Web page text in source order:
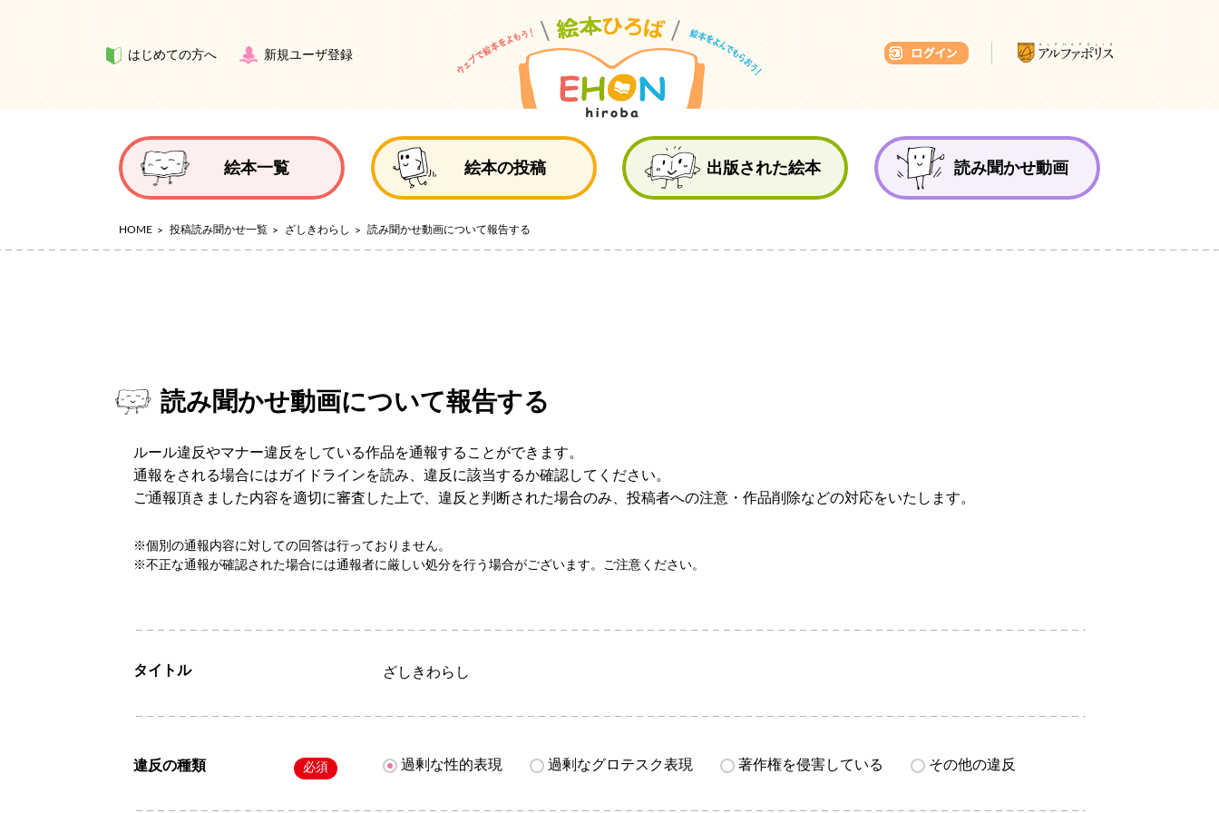
はじめての方へ 新規ユーザ登録
絵本一覧 絵本の投稿 出版された絵本 読み聞かせ動画
HOME 投稿読み聞かせ一覧 ざしきわらし 読み聞かせ動画について報告する
読み聞かせ動画について報告する
ルール違反やマナー違反をしている作品を通報することができます。
通報をされる場合にはガイドラインを読み、違反に該当するか確認してください。
ご通報頂きました内容を適切に審査した上で、違反と判断された場合のみ、投稿者への注意・作品削除などの対応をいたします。
※個別の通報内容に対しての回答は行っておりません。
※不正な通報が確認された場合には通報者に厳しい処分を行う場合がございます。ご注意ください。
タイトル ざしきわらし
違反の種類 必須 過剰な性的表現 過剰なグロテスク表現 著作権を侵害している その他の違反